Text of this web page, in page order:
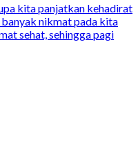
kita panjatkan kehadirat
nikmat pada kita
sehat, sehingga pagi